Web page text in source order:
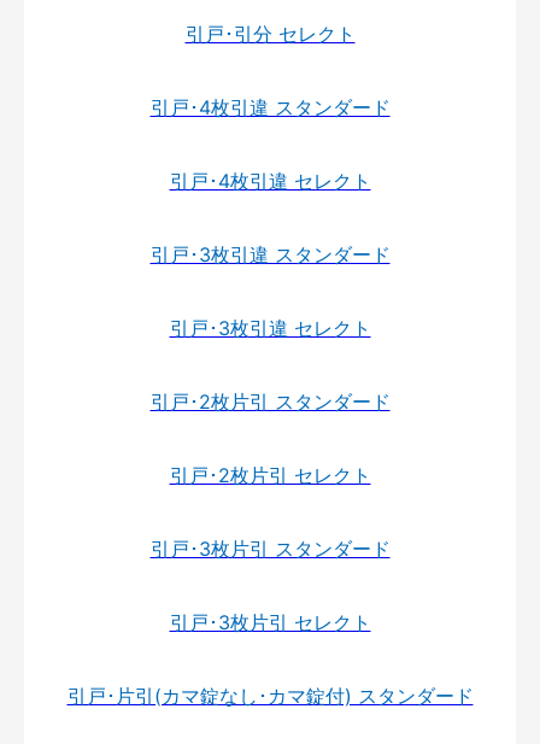
引戸･引分 セレクト
引戸･4枚引違 スタンダード
引戸･4枚引違 セレクト
引戸･3枚引違 スタンダード
引戸･3枚引違 セレクト
引戸･2枚片引 スタンダード
引戸･2枚片引 セレクト
引戸･3枚片引 スタンダード
引戸･3枚片引 セレクト
引戸･片引(カマ錠なし･カマ錠付) スタンダード